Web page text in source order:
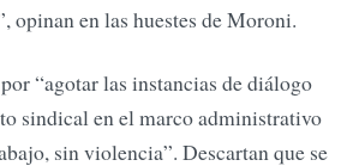
opinan en las huestes de Moroni.
“agotar las instancias de diálogo
sindical en el marco administrativo
sin violencia”. Descartan que se